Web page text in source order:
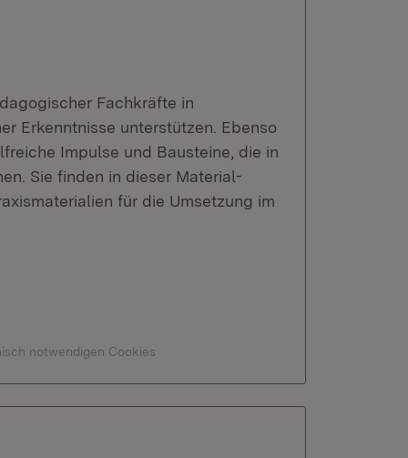
Fachkräfte in
Erkenntnisse unterstützen. Ebenso
Impulse und Bausteine, die in
Sie finden in dieser Material-
für die Umsetzung im
notwendigen Cookies